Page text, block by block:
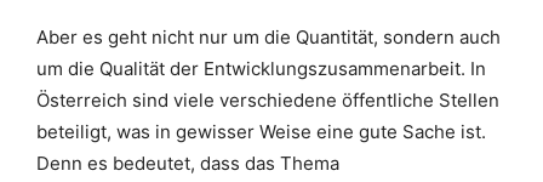
Aber es geht nicht nur um die Quantität, sondern auch
um die Qualität der Entwicklungszusammenarbeit. In
Österreich sind viele verschiedene öffentliche Stellen
beteiligt, was in gewisser Weise eine gute Sache ist.
Denn es bedeutet, dass das Thema